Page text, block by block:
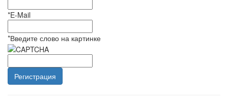
*E-Mail
*Введите слово на картинке